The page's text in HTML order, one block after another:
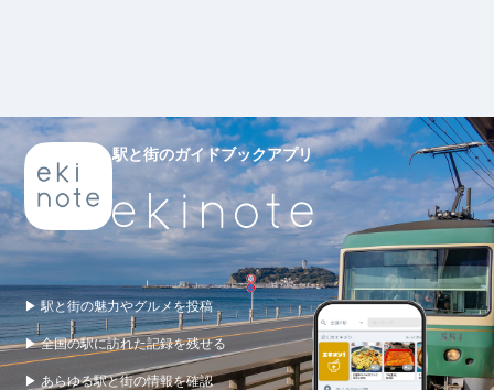
駅と街のガイドブックアプリ
▶ 駅と街の魅力やグルメを投稿
▶ 全国の駅に訪れた記録を残せる
▶ あらゆる駅と街の情報を確認